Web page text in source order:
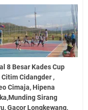
8 Besar Kades Cup
Citim Cidangder ,
Cimaja, Hipena
Sirang
Gacor Longkewang,